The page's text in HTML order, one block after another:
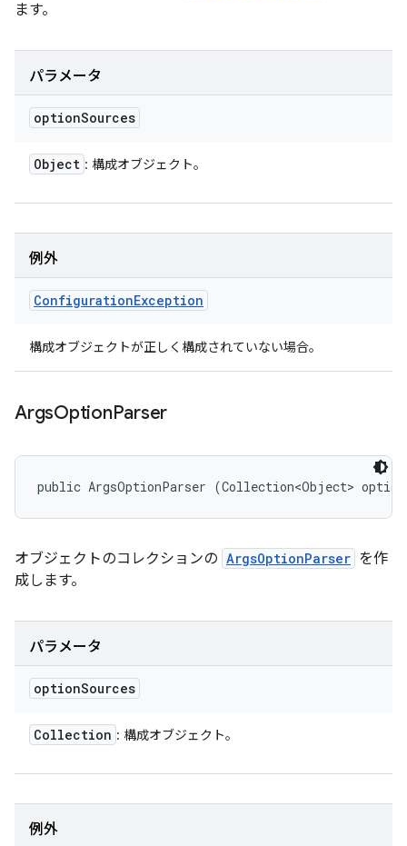
ます。
パラメータ
optionSources
Object : 構成オブジェクト。
例外
ConfigurationException
構成オブジェクトが正しく構成されていない場合。
ArgsOptionParser
public ArgsOptionParser (Collection<Object>
オブジェクトのコレクションの ArgsOptionParser を作
成します。
パラメータ
optionSources
Collection : 構成オブジェクト。
例外